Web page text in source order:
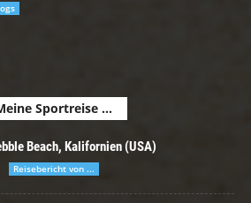
Sportreise ...
Beach, Kalifornien (USA)
Reisebericht von ...